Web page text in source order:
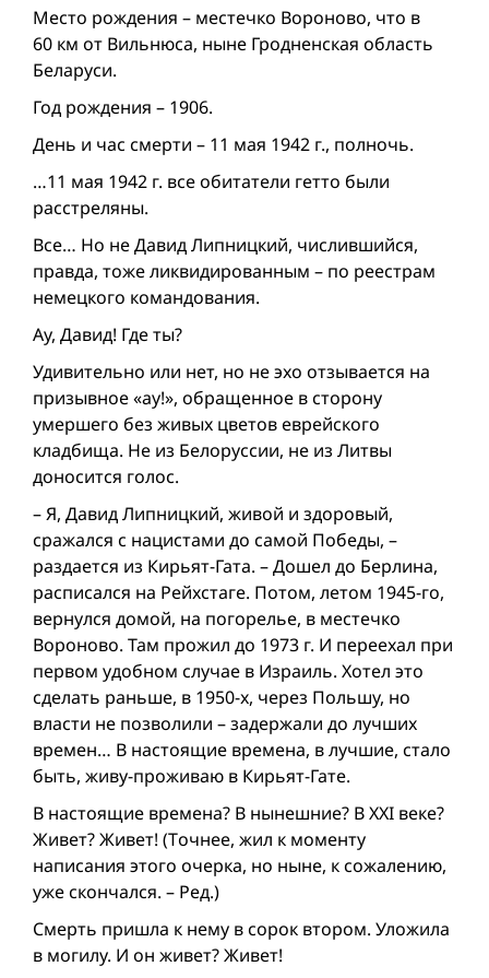
Место рождения – местечко Вороново, что в
60 км от Вильнюса, ныне Гродненская область
Беларуси.
Год рождения – 1906.
День и час смерти – 11 мая 1942 г., полночь.
…11 мая 1942 г. все обитатели гетто были
расстреляны.
Все… Но не Давид Липницкий, числившийся,
правда, тоже ликвидированным – по реестрам
немецкого командования.
Ау, Давид! Где ты?
Удивительно или нет, но не эхо отзывается на
призывное «ау!», обращенное в сторону
умершего без живых цветов еврейского
кладбища. Не из Белоруссии, не из Литвы
доносится голос.
– Я, Давид Липницкий, живой и здоровый,
сражался с нацистами до самой Победы, –
раздается из Кирьят-Гата. – Дошел до Берлина,
расписался на Рейхстаге. Потом, летом 1945-го,
вернулся домой, на погорелье, в местечко
Вороново. Там прожил до 1973 г. И переехал при
первом удобном случае в Израиль. Хотел это
сделать раньше, в 1950-х, через Польшу, но
власти не позволили – задержали до лучших
времен… В настоящие времена, в лучшие, стало
быть, живу-проживаю в Кирьят-Гате.
В настоящие времена? В нынешние? В XXI веке?
Живет? Живет! (Tочнее, жил к моменту
написания этого очерка, но ныне, к сожалению,
уже скончался. – Ред.)
Смерть пришла к нему в сорок втором. Уложила
в могилу. И он живет? Живет!